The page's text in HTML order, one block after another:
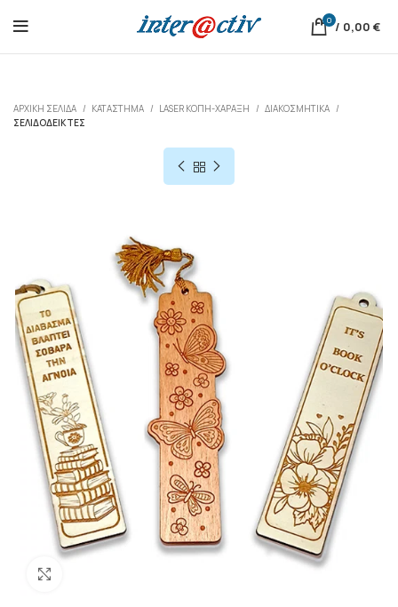
0 / 0,00 €
ΑΡΧΙΚΉ ΣΕΛΊΔΑ ΚΑΤΆΣΤΗΜΑ LASER ΚΟΠΗ-ΧΑΡΑΞΗ
ΔΙΑΚΟΣΜΗΤΙΚΆ
ΣΕΛΙΔΟΔΕΊΚΤΕΣ